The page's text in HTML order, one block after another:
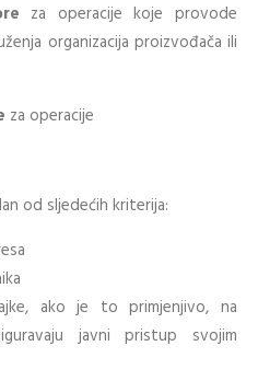
za operacije koje provode
organizacija proizvođača ili
za operacije
od sljedećih kriterija:
ako je to primjenjivo, na
javni pristup svojim